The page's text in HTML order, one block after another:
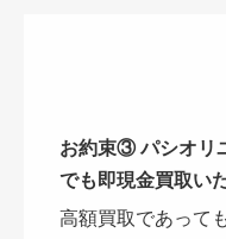
お約束③ パシオリ
でも即現金買取い
高額買取であって